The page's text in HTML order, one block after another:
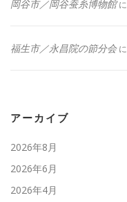
岡谷市／岡谷蚕糸博物館に
福生市／永昌院の節分会に
アーカイブ
2026年8月
2026年6月
2026年4月